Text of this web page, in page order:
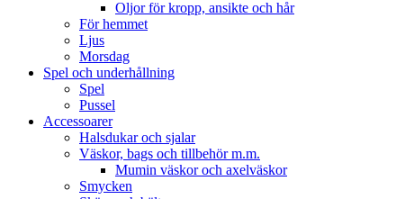
Oljor för kropp, ansikte och hår
För hemmet
Ljus
Morsdag
Spel och underhållning
Spel
Pussel
Accessoarer
Halsdukar och sjalar
Väskor, bags och tillbehör m.m.
Mumin väskor och axelväskor
Smycken